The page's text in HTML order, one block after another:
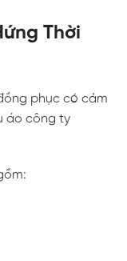
Thời
phục có cảm
áo công ty